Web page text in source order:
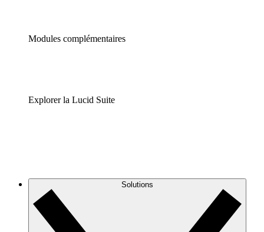
Modules complémentaires
Explorer la Lucid Suite
Solutions